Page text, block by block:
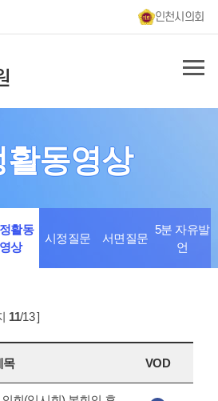
인천시의회
활동영상
활동
영상
시정질문 서면질문
5분 자유발
언
11/13 ]
목 VOD